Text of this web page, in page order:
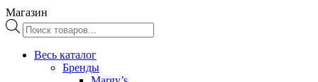
Магазин
Поиск
товаров
Весь каталог
Бренды